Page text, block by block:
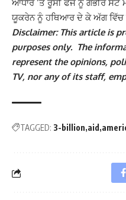
ਆਧਾਰ ‘ਤੇ ਰੂਸੀ ਫੌਜ ਨੂੰ ਗੰਭੀਰ ਸੱਟ
ਯੂਕਰੇਨ ਨੂੰ ਹਥਿਆਰ ਦੇ ਕੇ ਅੱਗ ਵਿੱਚ
Disclaimer: This article is
purposes only. The
represent the opinions,
TV, nor any of its staff,
TAGGED: 3-billion aid